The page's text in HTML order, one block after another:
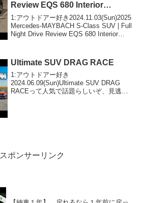
Review EQS 680 Interior
Exterior
1:アウトドアー好き2024.11.03(Sun)2025
Mercedes-MAYBACH S-Class SUV | Full
Night Drive Review EQS 680 Interior
Ultimate SUV DRAG RACE
1:アウトドアー好き
2024.06.09(Sun)Ultimate SUV DRAG
RACEって人気で話題らしいぞ、見逃さ
スポンサーリンク